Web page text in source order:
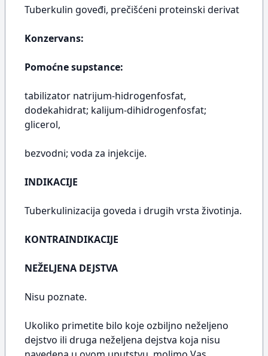
Tuberkulin goveđi, prečišćeni proteinski derivat
Konzervans:
Pomoćne supstance:
tabilizator natrijum-hidrogenfosfat,
dodekahidrat; kalijum-dihidrogenfosfat;
glicerol,
bezvodni; voda za injekcije.
INDIKACIJE
Tuberkulinizacija goveda i drugih vrsta životinja.
KONTRAINDIKACIJE
NEŽELJENA DEJSTVA
Nisu poznate.
Ukoliko primetite bilo koje ozbiljno neželjeno
dejstvo ili druga neželjena dejstva koja nisu